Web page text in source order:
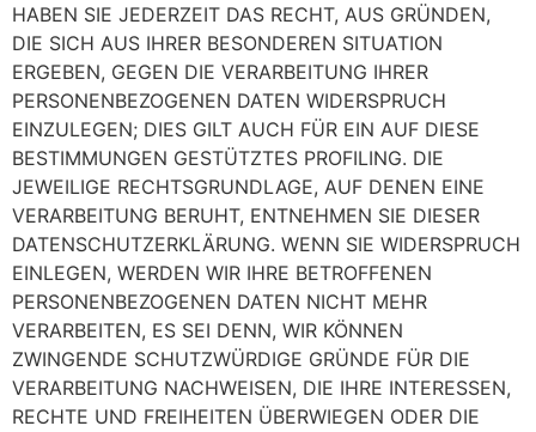
HABEN SIE JEDERZEIT DAS RECHT, AUS GRÜNDEN,
DIE SICH AUS IHRER BESONDEREN SITUATION
ERGEBEN, GEGEN DIE VERARBEITUNG IHRER
PERSONENBEZOGENEN DATEN WIDERSPRUCH
EINZULEGEN; DIES GILT AUCH FÜR EIN AUF DIESE
BESTIMMUNGEN GESTÜTZTES PROFILING. DIE
JEWEILIGE RECHTSGRUNDLAGE, AUF DENEN EINE
VERARBEITUNG BERUHT, ENTNEHMEN SIE DIESER
DATENSCHUTZERKLÄRUNG. WENN SIE WIDERSPRUCH
EINLEGEN, WERDEN WIR IHRE BETROFFENEN
PERSONENBEZOGENEN DATEN NICHT MEHR
VERARBEITEN, ES SEI DENN, WIR KÖNNEN
ZWINGENDE SCHUTZWÜRDIGE GRÜNDE FÜR DIE
VERARBEITUNG NACHWEISEN, DIE IHRE INTERESSEN,
RECHTE UND FREIHEITEN ÜBERWIEGEN ODER DIE